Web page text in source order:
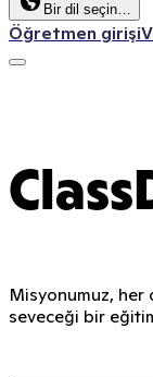
Bir dil seçin…
Öğretmen girişi
Misyonumuz, her
seveceği bir